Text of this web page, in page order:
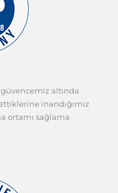
altında
ortamı sağlama